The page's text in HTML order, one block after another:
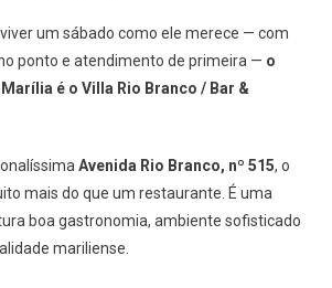
um sábado como ele merece — com
ponto e atendimento de primeira — o
é o Villa Rio Branco / Bar &
Avenida Rio Branco, nº 515, o
mais do que um restaurante. É uma
boa gastronomia, ambiente sofisticado
mariliense.